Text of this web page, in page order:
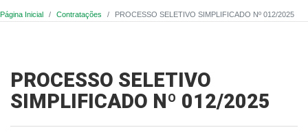
Página Inicial Contratações PROCESSO SELETIVO SIMPLIFICADO Nº 012/2025
PROCESSO SELETIVO
SIMPLIFICADO Nº 012/2025